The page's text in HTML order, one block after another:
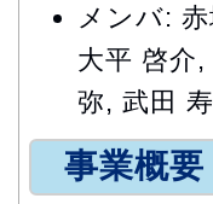
メンバ:
大平 啓介
弥, 武田
事業概要